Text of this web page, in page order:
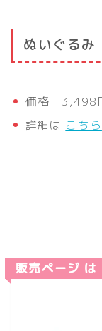
ぬいぐるみ
価格：3,498
詳細は こちら
販売ページ は